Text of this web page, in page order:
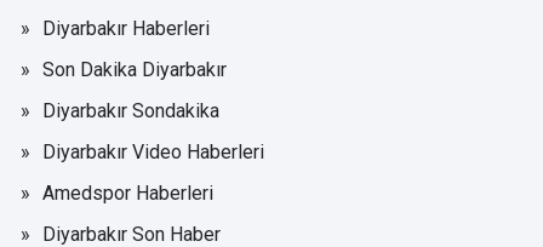
Diyarbakır Haberleri
Son Dakika Diyarbakır
Diyarbakır Sondakika
Diyarbakır Video Haberleri
Amedspor Haberleri
Diyarbakır Son Haber